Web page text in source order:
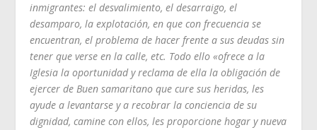
inmigrantes: el desvalimiento, el desarraigo, el
desamparo, la explotación, en que con frecuencia se
encuentran, el problema de hacer frente a sus deudas sin
tener que verse en la calle, etc. Todo ello «ofrece a la
Iglesia la oportunidad y reclama de ella la obligación de
ejercer de Buen samaritano que cure sus heridas, les
ayude a levantarse y a recobrar la conciencia de su
dignidad, camine con ellos, les proporcione hogar y nueva